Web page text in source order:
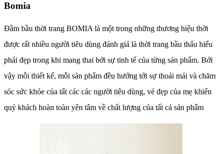
Bomia
Đầm bầu thời trang BOMIA là một trong những thương hiệu thời
được rất nhiều người tiêu dùng đánh giá là thời trang bầu thấu hiểu
phái đẹp trong khi mang thai bởi sự tinh tế của từng sản phẩm. Bởi
vậy mỗi thiết kế, mỗi sản phẩm đều hướng tới sự thoải mái và chăm
sóc sức khỏe của tất các các người tiêu dùng, vẻ đẹp của mẹ khiến
quý khách hoàn toàn yên tâm về chất lượng của tất cả sản phẩm